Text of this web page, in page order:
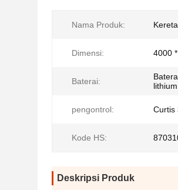
Nama Produk:
Dimensi: 4000
Baterai:
pengontrol: Curtis
Kode HS:
Deskripsi Produk